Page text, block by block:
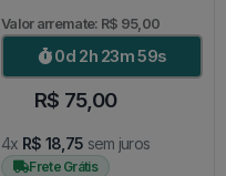
Valor arremate: R$ 95,00
0d 2h 23m 58s
R$ 75,00
4x R$ 18,75 sem juros
Frete Grátis